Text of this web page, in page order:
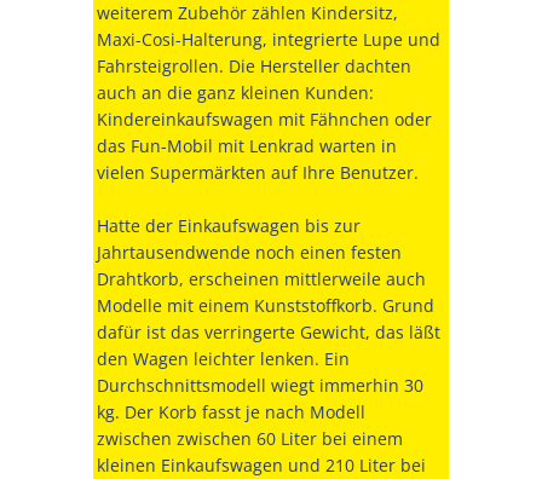
weiterem Zubehör zählen Kindersitz,
Maxi-Cosi-Halterung, integrierte Lupe und
Fahrsteigrollen. Die Hersteller dachten
auch an die ganz kleinen Kunden:
Kindereinkaufswagen mit Fähnchen oder
das Fun-Mobil mit Lenkrad warten in
vielen Supermärkten auf Ihre Benutzer.
Hatte der Einkaufswagen bis zur
Jahrtausendwende noch einen festen
Drahtkorb, erscheinen mittlerweile auch
Modelle mit einem Kunststoffkorb. Grund
dafür ist das verringerte Gewicht, das läßt
den Wagen leichter lenken. Ein
Durchschnittsmodell wiegt immerhin 30
kg. Der Korb fasst je nach Modell
zwischen zwischen 60 Liter bei einem
kleinen Einkaufswagen und 210 Liter bei